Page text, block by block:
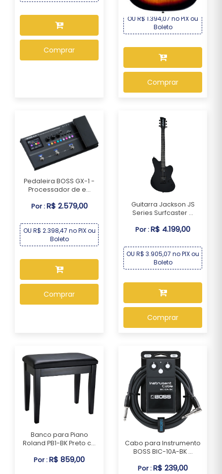
Comprar
OU R$ 1.394,07 no PIX ou
Boleto
Comprar
Pedaleira BOSS GX-1 -
Processador de e...
Por :R$ 2.579,00
OU R$ 2.398,47 no PIX ou
Boleto
Comprar
Guitarra Jackson JS
Series Surfcaster ...
Por :R$ 4.199,00
OU R$ 3.905,07 no PIX ou
Boleto
Comprar
Banco para Piano
Roland PB1-BK Preto c...
Por :R$ 859,00
Cabo para Instrumento
BOSS BIC-10A-BK ...
Por :R$ 239,00